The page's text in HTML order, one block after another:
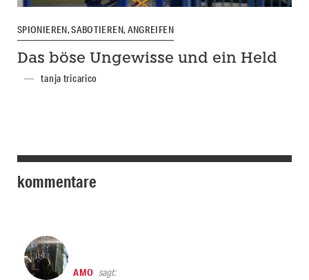
SPIONIEREN, SABOTIEREN, ANGREIFEN
Das böse Ungewisse und ein Held
tanja tricarico
kommentare
AMO sagt: